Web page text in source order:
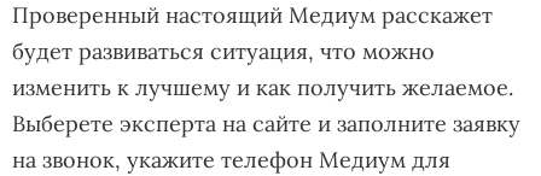
Проверенный настоящий Медиум расскажет
будет развиваться ситуация, что можно
изменить к лучшему и как получить желаемое.
Выберете эксперта на сайте и заполните заявку
на звонок, укажите телефон Медиум для